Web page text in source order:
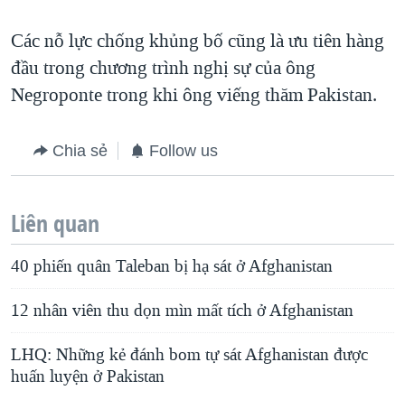
TRỊNH VĨNH BÌNH VS. CHÍNH PHỦ VIỆT NAM
NGƯ DÂN VIỆT VÀ LÀN SÓNG TRỘM HẢI SÂM
QUAN HỆ VIỆT MỸ
Các nỗ lực chống khủng bố cũng là ưu tiên hàng
đầu trong chương trình nghị sự của ông
Negroponte trong khi ông viếng thăm Pakistan.
Chia sẻ Follow us
Liên quan
40 phiến quân Taleban bị hạ sát ở Afghanistan
12 nhân viên thu dọn mìn mất tích ở Afghanistan
LHQ: Những kẻ đánh bom tự sát Afghanistan được
huấn luyện ở Pakistan